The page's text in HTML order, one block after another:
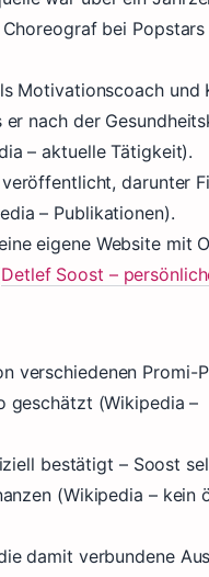
bei
Motivationscoach und
er nach der
– aktuelle Tätigkeit).
darunter
– Publikationen).
eigene Website mit
Detlef Soost –
verschiedenen Promi-
geschätzt (Wikipedia –
bestätigt – Soost
(Wikipedia – kein
damit verbundene